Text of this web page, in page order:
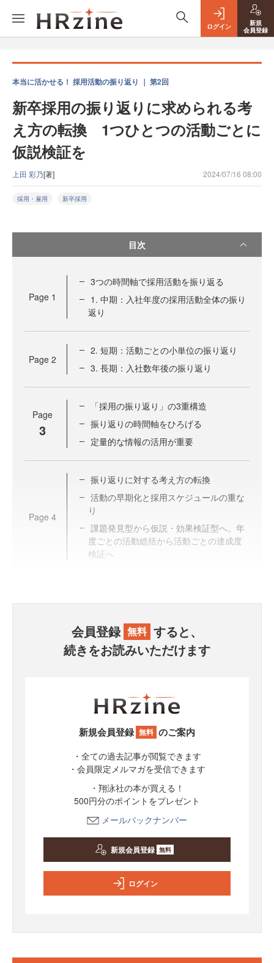
ログイン
新規
会員登録
本当に活かせる！ 採用活動の振り返り ｜ 第2回
新卒採用の振り返りに求められる考
え方の転換 1つひとつの活動ごとに
仮説検証を
上田 彩乃[著] 2024/07/16 08:00
採用・雇用 新卒採用
目次
Page 1
3つの時間軸で採用活動を振り返る
1. 中期：入社年度の採用活動全体の振り
返り
Page 2
2. 短期：活動ごとの小単位の振り返り
3. 長期：入社数年後の振り返り
Page
3
「採用の振り返り」の3重構造
振り返りの時間軸をひろげる
定量的な情報の活用が重要
Page 4
振り返りに対する考え方の転換
活動の早期化と採用スケジュールの重な
り
課題発見型から仮説・効果検証型へ。年
度ごとの活動総括から活動ごとの達成度
検証へ
会員登録 無料 すると、
続きをお読みいただけます
新規会員登録 無料 のご案内
・全ての過去記事が閲覧できます
・会員限定メルマガを受信できます
・翔泳社の本が買える！
500円分のポイントをプレゼント
メールバックナンバー
新規会員登録 無料
ログイン